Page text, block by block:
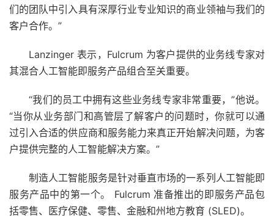
们的团队中引入具有深厚行业专业知识的商业领袖与我们的
客户合作。”
Lanzinger 表示，Fulcrum 为客户提供的业务线专家对
其混合人工智能即服务产品组合至关重要。
“我们的员工中拥有这些业务线专家非常重要，”他说。
“当你从业务部门和高管层了解客户的问题时，你就可以通
过引入合适的供应商和服务能力来真正开始解决问题，为客
户提供完整的人工智能解决方案。”
制造人工智能服务是针对垂直市场的一系列人工智能即
服务产品中的第一个。 Fulcrum 准备推出的即服务产品包
括零售、医疗保健、零售、金融和州地方教育 (SLED)。